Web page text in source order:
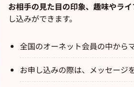
お相手の見た目の印象、趣味やラ
し込みができます。
全国のオーネット会員の中から
お申し込みの際は、メッセージ